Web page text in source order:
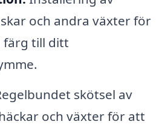
och andra växter för
färg till ditt
skötsel av
och växter för att